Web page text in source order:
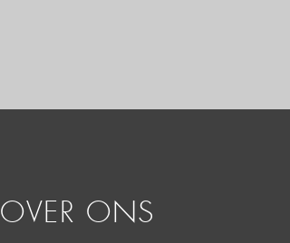
OVER ONS